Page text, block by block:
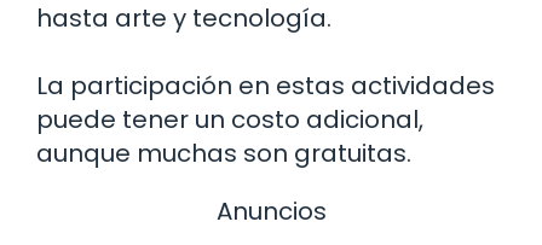
hasta arte y tecnología.
La participación en estas actividades
puede tener un costo adicional,
aunque muchas son gratuitas.
Anuncios